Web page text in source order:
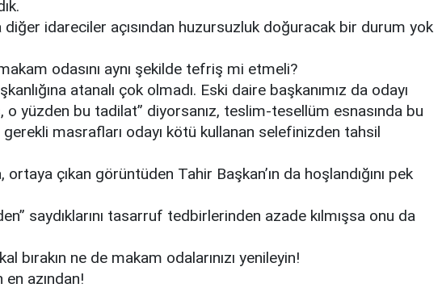
idareciler açısından huzursuzluk doğuracak bir durum yok
odasını aynı şekilde tefriş mi etmeli?
atanalı çok olmadı. Eski daire başkanımız da odayı
o yüzden bu tadilat” diyorsanız, teslim-tesellüm esnasında bu
masrafları odayı kötü kullanan selefinizden tahsil
ortaya çıkan görüntüden Tahir Başkan’ın da hoşlandığını pek
saydıklarını tasarruf tedbirlerinden azade kılmışsa onu da
bırakın ne de makam odalarınızı yenileyin!
en azından!